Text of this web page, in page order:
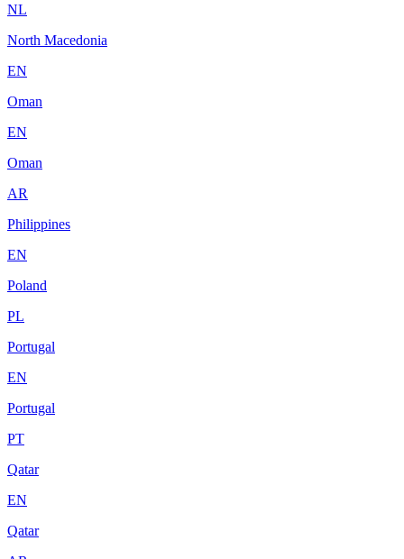
NL
North Macedonia
EN
Oman
EN
Oman
AR
Philippines
EN
Poland
PL
Portugal
EN
Portugal
PT
Qatar
EN
Qatar